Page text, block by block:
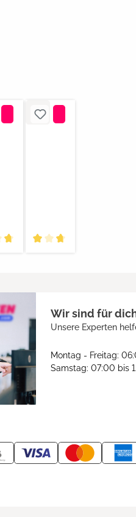
Wir sind für
Unsere Experten
Montag - Freitag:
Samstag: 07:00 bis